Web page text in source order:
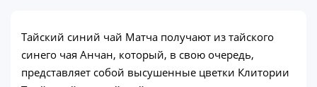
Тайский синий чай Матча получают из тайского
синего чая Анчан, который, в свою очередь,
представляет собой высушенные цветки Клитории